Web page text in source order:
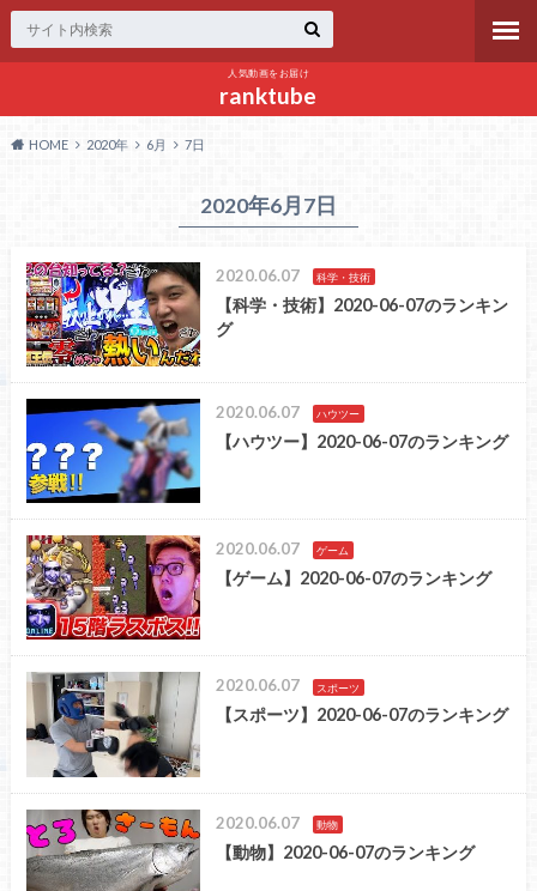
人気動画をお届け
ranktube
HOME 2020年 6月 7日
2020年6月7日
2020.06.07 科学・技術
【科学・技術】2020-06-07のランキン
グ
2020.06.07 ハウツー
【ハウツー】2020-06-07のランキング
2020.06.07 ゲーム
【ゲーム】2020-06-07のランキング
2020.06.07 スポーツ
【スポーツ】2020-06-07のランキング
2020.06.07 動物
【動物】2020-06-07のランキング